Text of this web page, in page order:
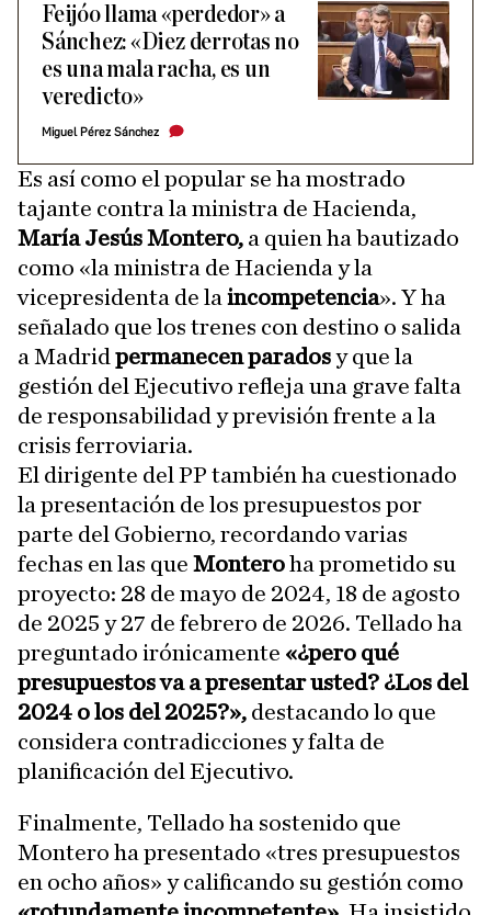
Feijóo llama «perdedor» a
Sánchez: «Diez derrotas no
es una mala racha, es un
veredicto»
Miguel Pérez Sánchez
Es así como el popular se ha mostrado
tajante contra la ministra de Hacienda,
María Jesús Montero, a quien ha bautizado
como «la ministra de Hacienda y la
vicepresidenta de la incompetencia». Y ha
señalado que los trenes con destino o salida
a Madrid permanecen paradosy que la
gestión del Ejecutivo refleja una grave falta
de responsabilidad y previsión frente a la
crisis ferroviaria.
El dirigente del PP también ha cuestionado
la presentación de los presupuestos por
parte del Gobierno, recordando varias
fechas en las que Monteroha prometido su
proyecto: 28 de mayo de 2024, 18 de agosto
de 2025 y 27 de febrero de 2026. Tellado ha
preguntado irónicamente «¿pero qué
presupuestos va a presentar usted? ¿Los del
2024 o los del 2025?», destacando lo que
considera contradicciones y falta de
planificación del Ejecutivo.
Finalmente, Tellado ha sostenido que
Montero ha presentado «tres presupuestos
en ocho años» y calificando su gestión como